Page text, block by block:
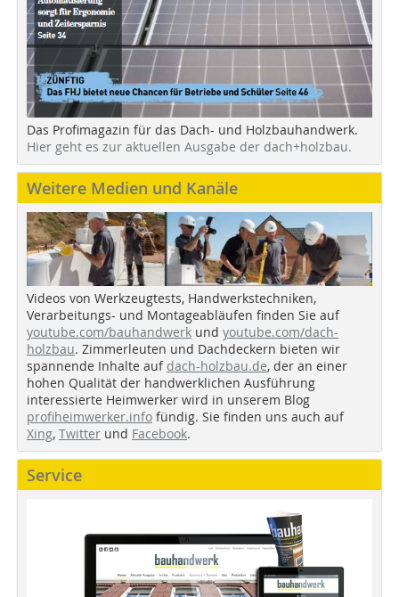
Das Profimagazin für das Dach- und Holzbauhandwerk.
Hier geht es zur aktuellen Ausgabe der dach+holzbau.
Weitere Medien und Kanäle
Videos von Werkzeugtests, Handwerkstechniken,
Verarbeitungs- und Montageabläufen finden Sie auf
youtube.com/bauhandwerk und youtube.com/dach-
holzbau. Zimmerleuten und Dachdeckern bieten wir
spannende Inhalte auf dach-holzbau.de, der an einer
hohen Qualität der handwerklichen Ausführung
interessierte Heimwerker wird in unserem Blog
profiheimwerker.info fündig. Sie finden uns auch auf
Xing, Twitter und Facebook.
Service